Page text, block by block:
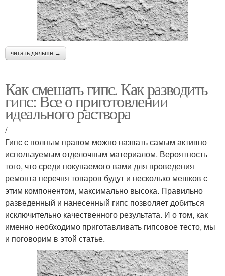
читать дальше →
Как смешать гипс. Как разводить
гипс: Все о приготовлении
идеального раствора
/
Гипс с полным правом можно назвать самым активно
используемым отделочным материалом. Вероятность
того, что среди покупаемого вами для проведения
ремонта перечня товаров будут и несколько мешков с
этим компонентом, максимально высока. Правильно
разведенный и нанесенный гипс позволяет добиться
исключительно качественного результата. И о том, как
именно необходимо приготавливать гипсовое тесто, мы
и поговорим в этой статье.